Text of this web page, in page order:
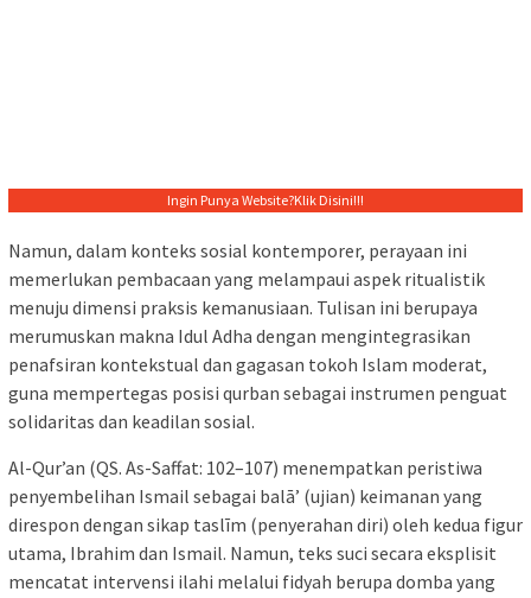
Ingin Punya Website?Klik Disini!!!
Namun, dalam konteks sosial kontemporer, perayaan ini
memerlukan pembacaan yang melampaui aspek ritualistik
menuju dimensi praksis kemanusiaan. Tulisan ini berupaya
merumuskan makna Idul Adha dengan mengintegrasikan
penafsiran kontekstual dan gagasan tokoh Islam moderat,
guna mempertegas posisi qurban sebagai instrumen penguat
solidaritas dan keadilan sosial.
Al-Qur’an (QS. As-Saffat: 102–107) menempatkan peristiwa
penyembelihan Ismail sebagai balā’ (ujian) keimanan yang
direspon dengan sikap taslīm (penyerahan diri) oleh kedua figur
utama, Ibrahim dan Ismail. Namun, teks suci secara eksplisit
mencatat intervensi ilahi melalui fidyah berupa domba yang